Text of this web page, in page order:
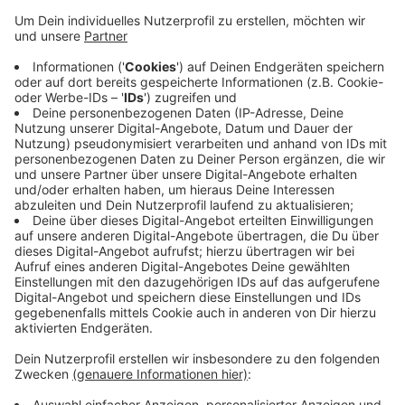
Anzeige
Seit Anfang Mai dieses Jahres hat die Hildener
Feuerwehr einen Rettungswagen samt Besetzung an
der Furtwängler Straße 2 stationiert. Mit der
Verteilung auf verschiedene Standorte werden die
Kontakte auf der Feuerwache und damit das Risiko
einer Corona-Infektion minimiert, heißt es aus Hilden.
So lange die Pandemie andauert, wird die temporäre
Außenstelle aufrechterhalten.
Anzeige